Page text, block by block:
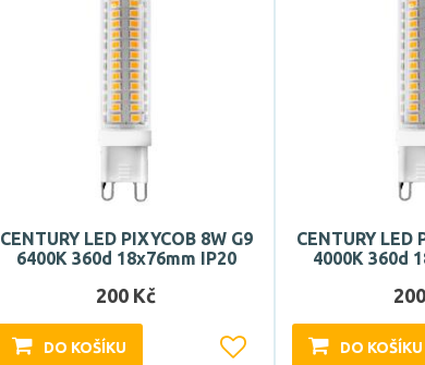
CENTURY LED PIXYCOB 8W G9
6400K 360d 18x76mm IP20
200 Kč
DO KOŠÍKU
CENTURY LED
4000K 360d
DO KOŠÍKU